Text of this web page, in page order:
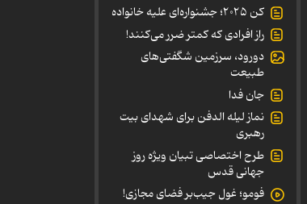
کن ۲۰۲۵؛ جشنواره‌ای علیه خانواده
راز افرادی که کمتر ضرر می‌کنند!
دورود، سرزمین شگفتی‌های
طبیعت
جان فدا
نماز لیله الدفن برای شهدای بیت
رهبری
طرح اختصاصی تبیان ویژه روز
جهانی قدس
فومو؛ غول جیب‌بر فضای مجازی!